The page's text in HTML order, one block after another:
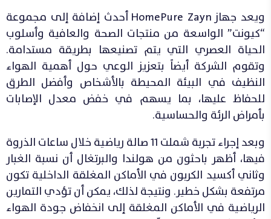
ويعد جهاز HomePure Zayn أحدث إضافة إلى مجموعة
“كيونت” الواسعة من منتجات الصحة والعافية وأسلوب
الحياة العصري التي يتم تصنيعها بطريقة مستدامة.
وتقوم الشركة أيضاً بتعزيز الوعي حول أهمية الهواء
النظيف في البيئة المحيطة بالأشخاص وأفضل الطرق
للحفاظ عليها، بما يسهم في خفض معدل الإصابات
بأمراض الرئة والحساسية.
وبعد إجراء تجربة شملت 11 صالة رياضية خلال ساعات الذروة
فيها، أظهر باحثون من هولندا والبرتغال أن نسبة الغبار
وثاني أكسيد الكربون في الأماكن المغلقة الداخلية تكون
مرتفعة بشكل خطير. ونتيجة لذلك، يمكن أن تؤدي التمارين
الرياضية في الأماكن المغلقة إلى انخفاض جودة الهواء